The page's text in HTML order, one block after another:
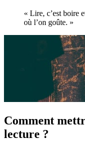
« Lire, c’est boire
où l’on goûte. »
Comment
lecture ?